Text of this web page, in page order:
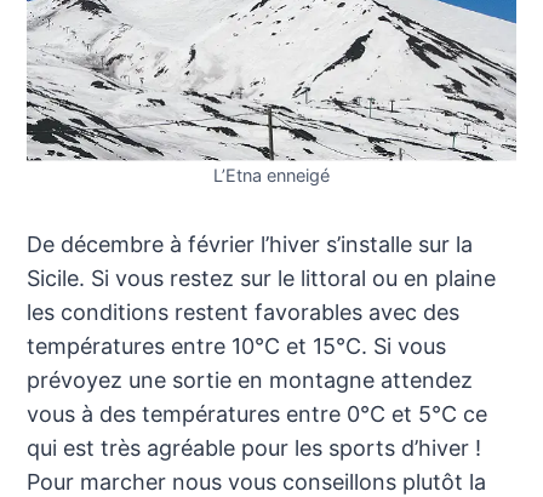
L’Etna enneigé
De décembre à février l’hiver s’installe sur la
Sicile. Si vous restez sur le littoral ou en plaine
les conditions restent favorables avec des
températures entre 10°C et 15°C. Si vous
prévoyez une sortie en montagne attendez
vous à des températures entre 0°C et 5°C ce
qui est très agréable pour les sports d’hiver !
Pour marcher nous vous conseillons plutôt la